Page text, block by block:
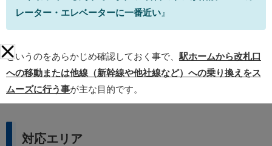
レーター・エレベーターに一番近い 』
というのをあらかじめ確認しておく事で、 駅ホームから改札口
への移動または他線（新幹線や他社線など）への乗り換えをス
ムーズに行う事が主な目的です。
対応エリア